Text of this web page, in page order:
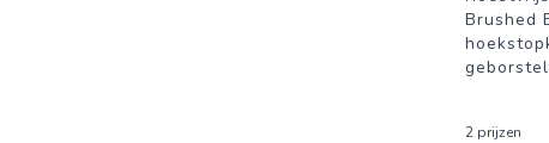
Brushed
2 prijzen